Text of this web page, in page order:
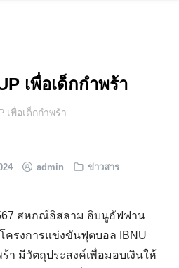
เพื่อเด็กกำพร้า
เพื่อเด็กกำพร้า
admin ข่าวสาร
สหกณ์อิสลาม อิบนูอัฟฟาน
ครงการแข่งขันฟุตบอล IBNU
ร้า มีวัตถุประสงค์เพื่อมอบเงินให้